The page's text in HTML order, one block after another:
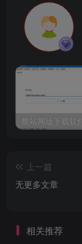
上一篇
无更多文章
相关推荐